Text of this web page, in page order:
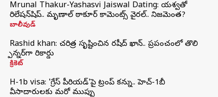
Mrunal Thakur-Yashasvi Jaiswal Dating: యశస్వితో
రిలేషన్‌షిప్.. మృణాల్ ఠాకూర్ కామెంట్స్ వైరల్.. నిజమెంత?
బాలీవుడ్
Rashid khan: చరిత్ర సృష్టించిన రషీద్ ఖాన్.. ప్రపంచంలో తొలి
స్పిన్నర్‌గా రికార్డు
క్రికెట్
H-1b visa: 'గ్రేస్‌ పీరియడ్‌'పై ట్రంప్‌ కన్ను.. హెచ్‌-1బీ
వీసాదారులకు మరో ముప్పు